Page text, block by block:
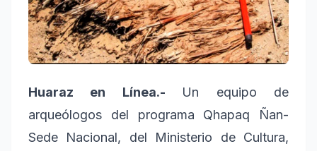
Huaraz en Línea.- Un equipo de
arqueólogos del programa Qhapaq Ñan-
Sede Nacional, del Ministerio de Cultura,